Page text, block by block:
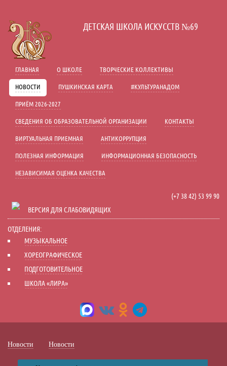
Графика: Включить изображения
Интервал:
Разрядка:
Гарнитура:
ДЕТСКАЯ ШКОЛА ИСКУССТВ №69
ГЛАВНАЯ О ШКОЛЕ
ТВОРЧЕСКИЕ КОЛЛЕКТИВЫ
НОВОСТИ
ПУШКИНСКАЯ КАРТА
#КУЛЬТУРАНАДОМ
ПРИЁМ 2026-2027
СВЕДЕНИЯ ОБ ОБРАЗОВАТЕЛЬНОЙ ОРГАНИЗАЦИИ
КОНТАКТЫ
ВИРТУАЛЬНАЯ ПРИЕМНАЯ
АНТИКОРРУПЦИЯ
ПОЛЕЗНАЯ ИНФОРМАЦИЯ
ИНФОРМАЦИОННАЯ БЕЗОПАСНОСТЬ
НЕЗАВИСИМАЯ ОЦЕНКА КАЧЕСТВА
(+7 38 42) 53 99 90
ВЕРСИЯ ДЛЯ СЛАБОВИДЯЩИХ
ОТДЕЛЕНИЯ:
МУЗЫКАЛЬНОЕ
ХОРЕОГРАФИЧЕСКОЕ
ПОДГОТОВИТЕЛЬНОЕ
ШКОЛА «ЛИРА»
Новости Новости